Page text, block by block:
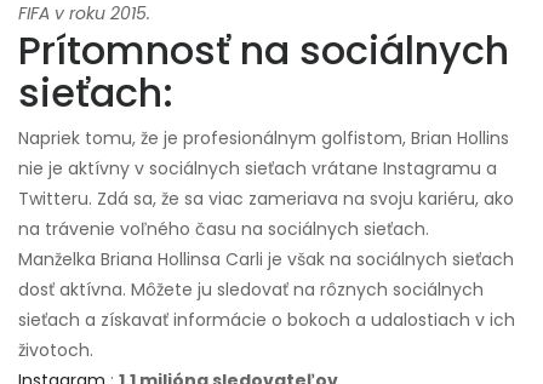
FIFA v roku 2015.
Prítomnosť na sociálnych
sieťach:
Napriek tomu, že je profesionálnym golfistom, Brian Hollins
nie je aktívny v sociálnych sieťach vrátane Instagramu a
Twitteru. Zdá sa, že sa viac zameriava na svoju kariéru, ako
na trávenie voľného času na sociálnych sieťach.
Manželka Briana Hollinsa Carli je však na sociálnych sieťach
dosť aktívna. Môžete ju sledovať na rôznych sociálnych
sieťach a získavať informácie o bokoch a udalostiach v ich
životoch.